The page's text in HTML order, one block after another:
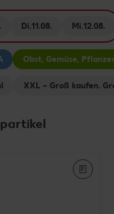
Di.11.08. Mi.12.08.
Obst, Gemüse,
XXL – Groß kaufen.